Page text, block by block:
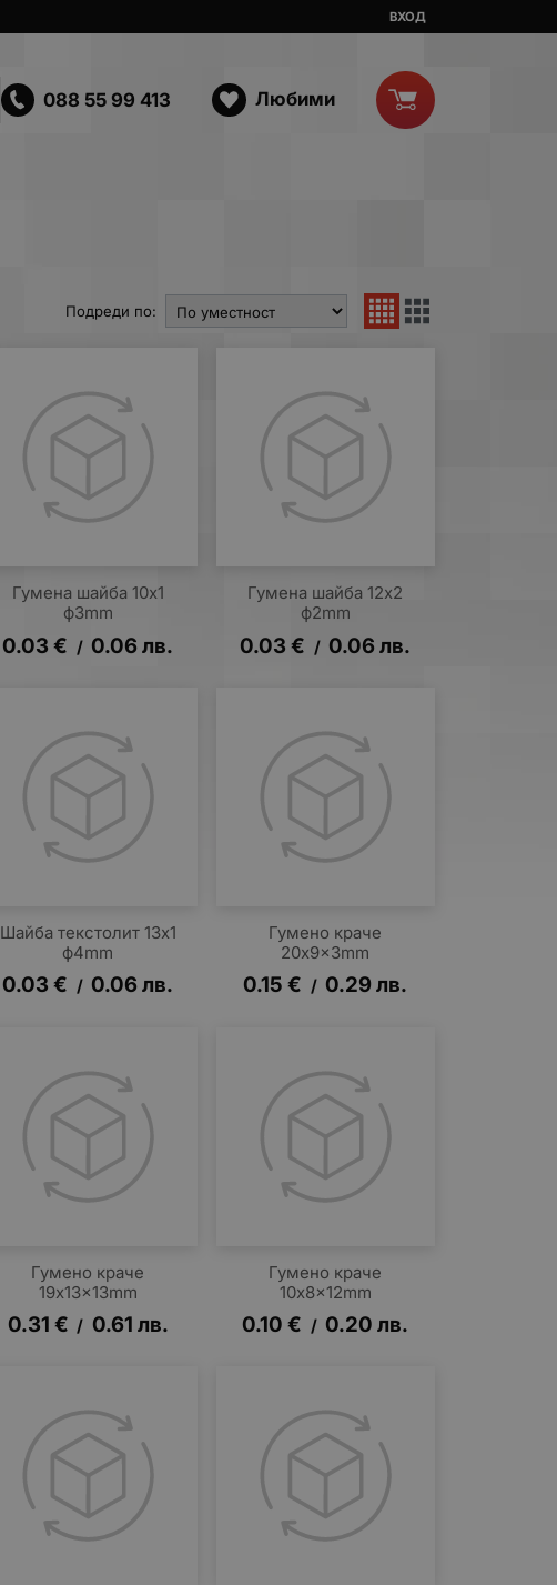
ВХОД
088 55 99 413 Любими
Подреди по:
Гумена шайба 10x1
ф3mm
0.03 € / 0.06лв.
Гумена шайба 12x2
ф2mm
0.03 € / 0.06лв.
Шайба текстолит 13x1
ф4mm
0.03 € / 0.06лв.
Гумено краче
20x9x3mm
0.15 € / 0.29лв.
Гумено краче
19x13x13mm
0.31 € / 0.61 лв.
Гумено краче
10x8x12mm
0.10 € / 0.20 лв.